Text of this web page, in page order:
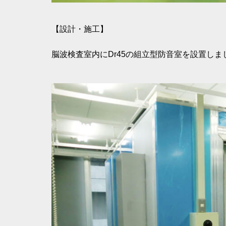
【設計・施工】
脳波検査室内にDr45の組立型防音室を設置しま